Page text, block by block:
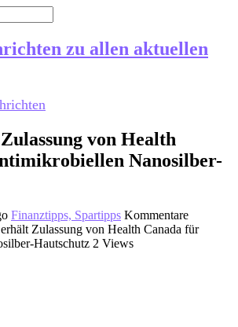
zu allen aktuellen
von Health
Nanosilber-
Finanztipps, Spartipps Kommentare
Zulassung von Health Canada für
Hautschutz 2 Views